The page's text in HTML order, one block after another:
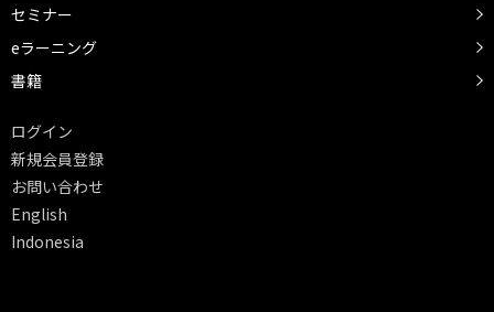
セミナー
eラーニング
書籍
ログイン
新規会員登録
お問い合わせ
English
Indonesia